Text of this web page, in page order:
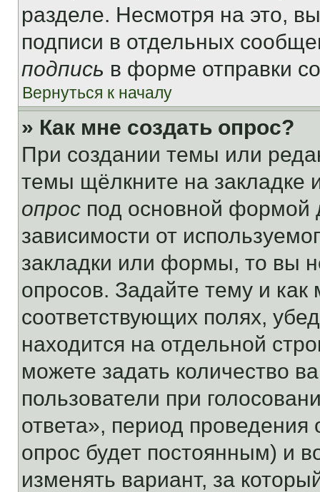
разделе. Несмотря на это,
подписи в отдельных
подпись в форме отправки
Вернуться к началу
» Как мне создать опрос?
При создании темы или
темы щёлкните на
опрос под основной формой
зависимости от
закладки или формы, то вы
опросов. Задайте тему и
соответствующих полях,
находится на отдельной
можете задать количество
пользователи при
ответа», период проведения
опрос будет постоянным) и
изменять вариант, за